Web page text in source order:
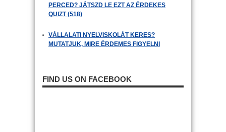
PERCED? JÁTSZD LE EZT AZ ÉRDEKES
QUIZT (518)
VÁLLALATI NYELVISKOLÁT KERES?
MUTATJUK, MIRE ÉRDEMES FIGYELNI
FIND US ON FACEBOOK